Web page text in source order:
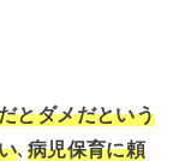
とダメだという
､ 病児保育に頼